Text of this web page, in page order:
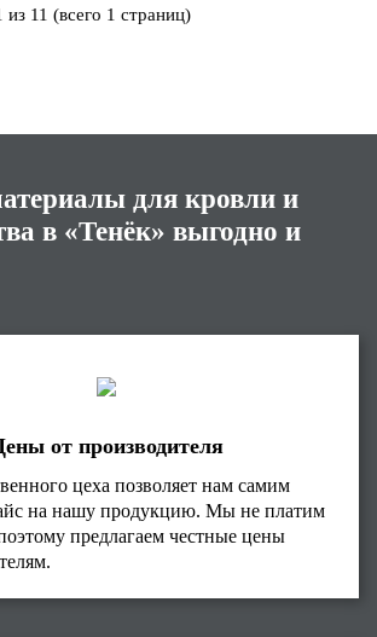
11 (всего 1 страниц)
для кровли и
в «Тенёк» выгодно и
от производителя
цеха позволяет нам самим
на нашу продукцию. Мы не платим
предлагаем честные цены